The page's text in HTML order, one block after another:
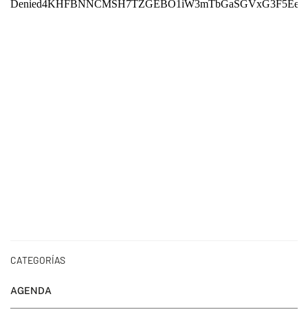
CATEGORÍAS
AGENDA